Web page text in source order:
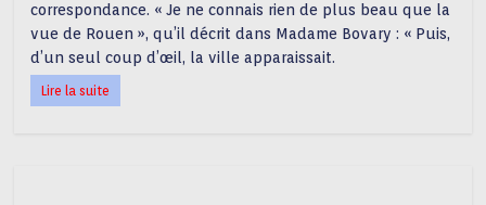
correspondance. « Je ne connais rien de plus beau que la
vue de Rouen », qu’il décrit dans Madame Bovary : « Puis,
d’un seul coup d’œil, la ville apparaissait.
Lire la suite